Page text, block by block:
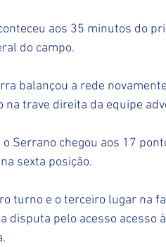
aos 35 minutos do
do campo.
balançou a rede
na trave direita da equipe
Serrano chegou aos 17
sexta posição.
turno e o terceiro lugar na
disputa pelo acesso acesso